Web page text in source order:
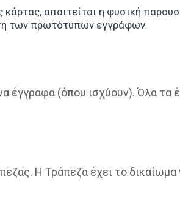
απαιτείται η φυσική
των πρωτότυπων εγγράφων.
έγγραφα (όπου ισχύουν). Όλα τα
Η Τράπεζα έχει το δικαίωμα